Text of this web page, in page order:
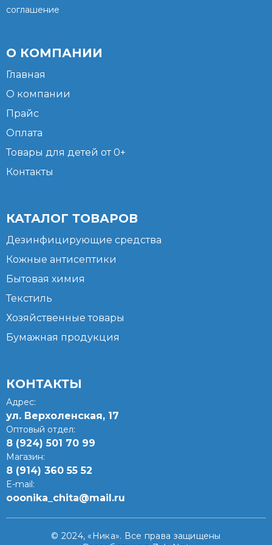
соглашение
О КОМПАНИИ
Главная
О компании
Прайс
Оплата
Товары для детей от 0+
Контакты
КАТАЛОГ ТОВАРОВ
Дезинфицирующие средства
Кожные антисептики
Бытовая химия
Текстиль
Хозяйственные товары
Бумажная продукция
КОНТАКТЫ
Адрес:
ул. Верхоленская, 17​
Оптовый отдел:
8 (924) 501 70 99
Магазин:
8 (914) 360 55 52
E-mail:
ooonika_chita@mail.ru
© 2024, «Ника». Все права защищены